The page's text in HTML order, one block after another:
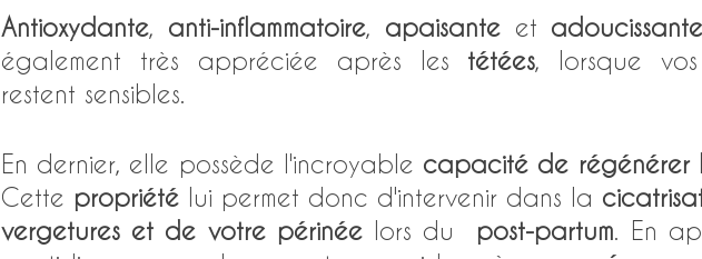
Antioxydante, anti-inflammatoire, apaisante et adoucissante
également très appréciée après les tétées, lorsque vos
restent sensibles.
En dernier, elle possède l'incroyable capacité de régénérer
Cette propriété lui permet donc d'intervenir dans la
vergetures et de votre périnée lors du post-partum . En